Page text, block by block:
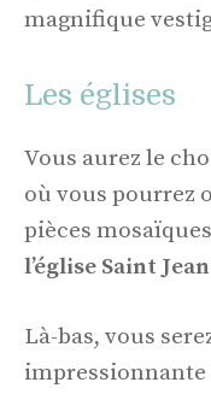
magnifique
Les églises
Vous aurez le
où vous pourrez
pièces
l’église Saint
Là-bas, vous
impressionnante